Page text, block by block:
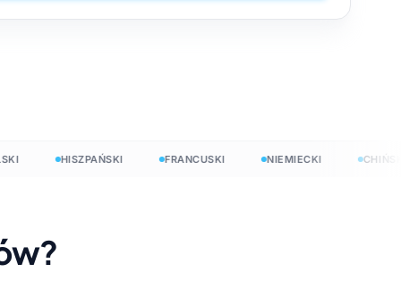
HISZPAŃSKI FRANCUSKI NIEMIECKI CHIŃSKI